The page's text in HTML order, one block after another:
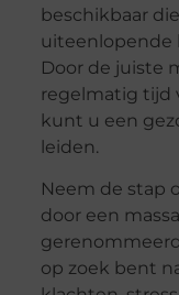
beschikbaar
uiteenlopende
Door de juiste
regelmatig tijd
kunt u een
leiden.
Neem de stap
door een
op zoek bent